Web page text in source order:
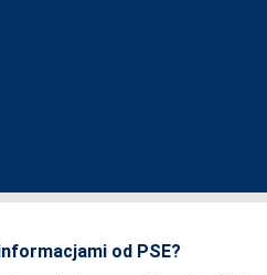
od PSE?